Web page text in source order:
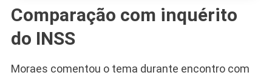
Comparação com inquérito
do INSS
Moraes comentou o tema durante encontro com